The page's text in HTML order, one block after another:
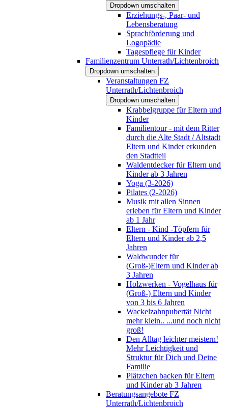
Dropdown umschalten
Erziehungs-, Paar- und
Lebensberatung
Sprachförderung und
Logopädie
Tagespflege für Kinder
Familienzentrum Unterrath/Lichtenbroich
Dropdown umschalten
Veranstaltungen FZ
Unterrath/Lichtenbroich
Dropdown umschalten
Krabbelgruppe für Eltern und
Kinder
Familientour - mit dem Ritter
durch die Alte Stadt / Altstadt
Eltern und Kinder erkunden
den Stadtteil
Waldentdecker für Eltern und
Kinder ab 3 Jahren
Yoga (3-2026)
Pilates (2-2026)
Musik mit allen Sinnen
erleben für Eltern und Kinder
ab 1 Jahr
Eltern - Kind -Töpfern für
Eltern und Kinder ab 2,5
Jahren
Waldwunder für
(Groß-)Eltern und Kinder ab
3 Jahren
Holzwerken - Vogelhaus für
(Groß-) Eltern und Kinder
von 3 bis 6 Jahren
Wackelzahnpubertät Nicht
mehr klein.. ...und noch nicht
groß!
Den Alltag leichter meistern!
Mehr Leichtigkeit und
Struktur für Dich und Deine
Familie
Plätzchen backen für Eltern
und Kinder ab 3 Jahren
Beratungsangebote FZ
Unterrath/Lichtenbroich